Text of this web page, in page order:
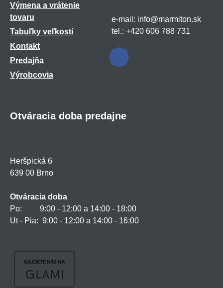
Výmena a vrátenie
tovaru
Tabuľky veľkostí
Kontakt
Predajňa
Výrobcovia
e-mail: info@marmiton.sk
tel.: +420 606 788 731
Otváracia doba predajne
Heršpická 6
639 00 Brno
Otváracia doba
Po: 9:00 - 12:00 a 14:00 - 18:00
Ut - Pia: 9:00 - 12:00 a 14:00 - 16:00